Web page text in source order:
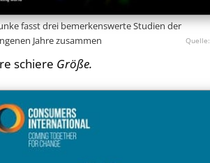
fasst drei bemerkenswerte Studien der
Jahre zusammen
schiere Größe.